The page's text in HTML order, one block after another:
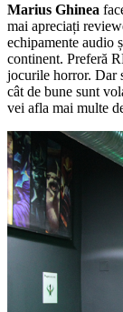
Marius Ghinea
mai apreciați
echipamente audio
continent. Preferă
jocurile horror. Dar
cât de bune sunt
vei afla mai multe